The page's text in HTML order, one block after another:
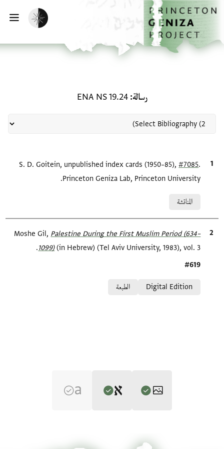
إلى المحتوى الرئيسي
الرئيسية
تفعيل الوضع المظلم
رسالة ENA NS 19.24
الاقتباس المرجعيS. D. Goitein, unpublished index cards (1950–85),#7085
Princeton Geniza Lab, Princeton University.
المناقشة
الاقتباس المرجعي Moshe Gil,Palestine During the First Muslim Period (634–
1099)‎(in Hebrew) (Tel Aviv University, 1983), vol. 3.
Location in source
#619
Digital Edition
الطبعة
Palestine During the First Muslim Period (634–1099)‎